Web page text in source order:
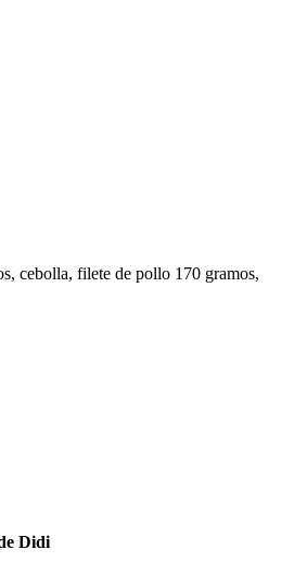
cebolla, filete de pollo 170 gramos,
Didi